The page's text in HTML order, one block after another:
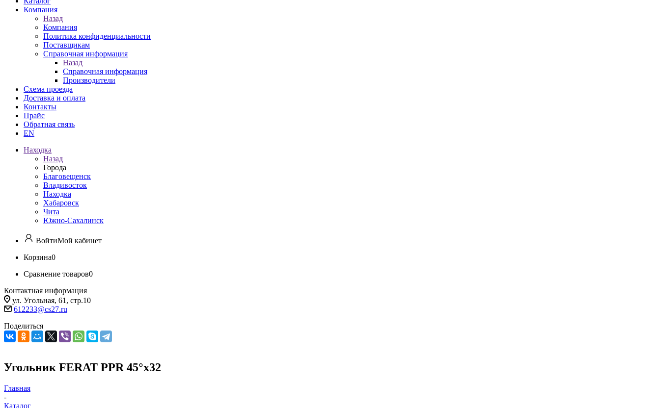
Компания
Назад
Компания
Политика конфиденциальности
Поставщикам
Справочная информация
Назад
Справочная информация
Производители
Схема проезда
Доставка и оплата
Контакты
Прайс
Обратная связь
EN
Находка
Назад
Города
Благовещенск
Владивосток
Находка
Хабаровск
Чита
Южно-Сахалинск
ВойтиМой кабинет
Корзина0
Сравнение товаров0
Контактная информация
ул. Угольная, 61, стр.10
612233@cs27.ru
Поделиться
Угольник FERAT PPR 45°х32
Главная
-
Каталог